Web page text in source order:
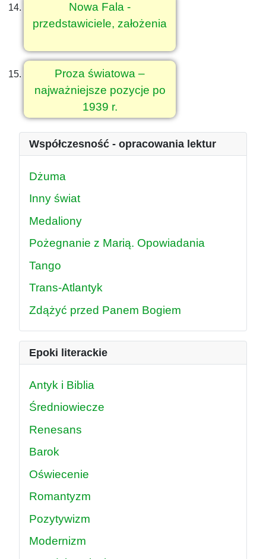
Nowa Fala -
przedstawiciele, założenia
Proza światowa –
najważniejsze pozycje po
1939 r.
Współczesność - opracowania lektur
Dżuma
Inny świat
Medaliony
Pożegnanie z Marią. Opowiadania
Tango
Trans-Atlantyk
Zdążyć przed Panem Bogiem
Epoki literackie
Antyk i Biblia
Średniowiecze
Renesans
Barok
Oświecenie
Romantyzm
Pozytywizm
Modernizm